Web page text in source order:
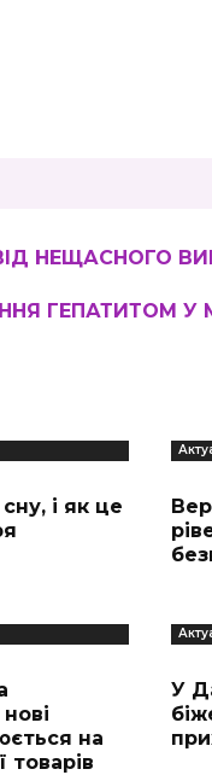
НЕЩАСНОГО
ГЕПАТИТОМ У
і як це
на
товарів
У